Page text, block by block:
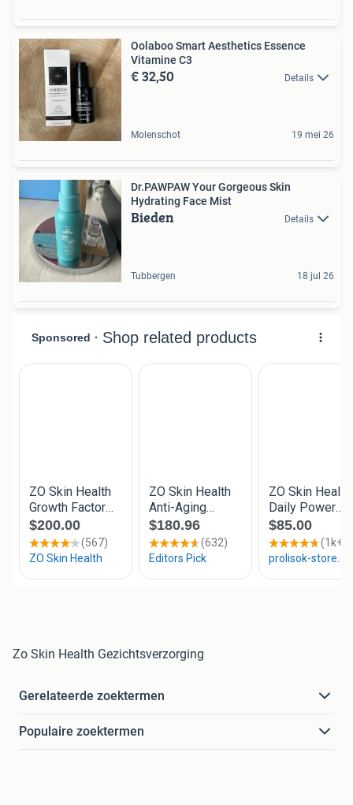
Oolaboo Smart Aesthetics Essence
Vitamine C3
€ 32,50 Details
Molenschot 19 mei 26
Dr.PAWPAW Your Gorgeous Skin
Hydrating Face Mist
Bieden Details
Tubbergen 18 jul 26
Zo Skin Health Gezichtsverzorging
Gerelateerde zoektermen
Populaire zoektermen